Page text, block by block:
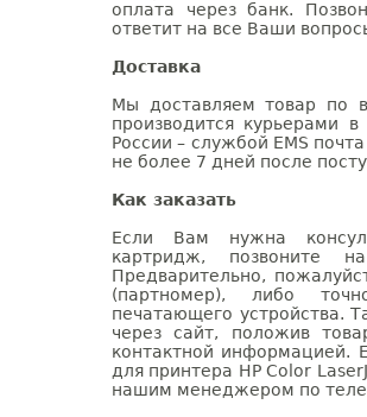
оплата через банк.
ответит на все Ваши
Доставка
Мы доставляем товар по
производится курьерами
России – службой EMS
не более 7 дней после
Как заказать
Если Вам нужна
картридж, позвоните
Предварительно,
(партномер), либо
печатающего устройства.
через сайт, положив
контактной информацией.
для принтера HP Color
нашим менеджером по